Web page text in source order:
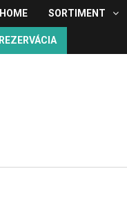
HOME SORTIMENT
REZERVÁCIA